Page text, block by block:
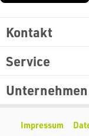
Kontakt
Service
Impressum